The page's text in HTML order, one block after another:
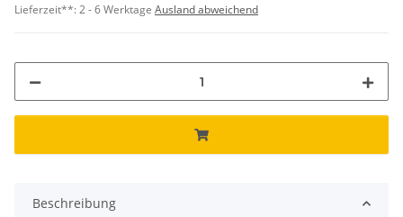
Lieferzeit**:2 - 6 Werktage Ausland abweichend
Beschreibung